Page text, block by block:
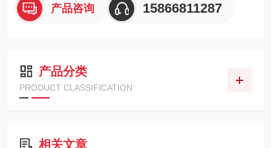
产品咨询 15866811287
产品分类
PRODUCT CLASSIFICATION
相关文章